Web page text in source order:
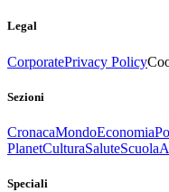
Legal
CorporatePrivacy Policy
Sezioni
CronacaMondoEconomia
PlanetCulturaSaluteScuola
Speciali